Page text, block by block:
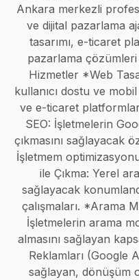
Ankara merkezli
ve dijital pazarlama
tasarımı, e-ticaret
pazarlama çözümleri
Hizmetler *Web
kullanıcı dostu ve
ve e-ticaret
SEO: İşletmelerin
çıkmasını sağlayacak
İşletmem
ile Çıkma: Yerel
sağlayacak
çalışmaları. *Arama
İşletmelerin arama
almasını sağlayan
Reklamları (Google
sağlayan, dönüşüm